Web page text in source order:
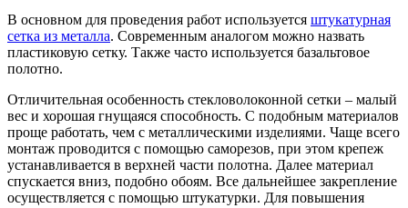
В основном для проведения работ используется штукатурная
сетка из металла. Современным аналогом можно назвать
пластиковую сетку. Также часто используется базальтовое
полотно.
Отличительная особенность стекловолоконной сетки – малый
вес и хорошая гнущаяся способность. С подобным материалов
проще работать, чем с металлическими изделиями. Чаще всего
монтаж проводится с помощью саморезов, при этом крепеж
устанавливается в верхней части полотна. Далее материал
спускается вниз, подобно обоям. Все дальнейшее закрепление
осуществляется с помощью штукатурки. Для повышения